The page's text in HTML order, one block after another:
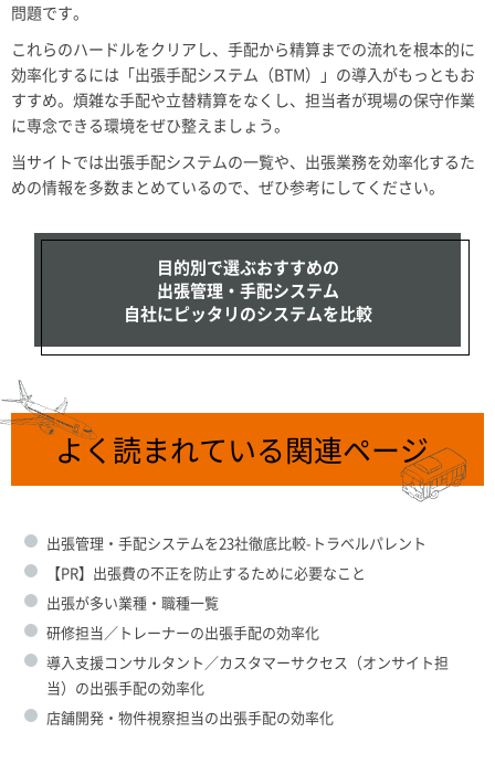
問題です。
これらのハードルをクリアし、手配から精算までの流れを根本的に
効率化するには「出張手配システム（BTM）」の導入がもっともお
すすめ。煩雑な手配や立替精算をなくし、担当者が現場の保守作業
に専念できる環境をぜひ整えましょう。
当サイトでは出張手配システムの一覧や、出張業務を効率化するた
めの情報を多数まとめているので、ぜひ参考にしてください。
目的別で選ぶおすすめの
出張管理・手配システム
自社にピッタリのシステムを比較
よく読まれている関連ページ
出張管理・手配システムを23社徹底比較-トラベルパレント
【PR】出張費の不正を防止するために必要なこと
出張が多い業種・職種一覧
研修担当／トレーナーの出張手配の効率化
導入支援コンサルタント／カスタマーサクセス（オンサイト担
当）の出張手配の効率化
店舗開発・物件視察担当の出張手配の効率化